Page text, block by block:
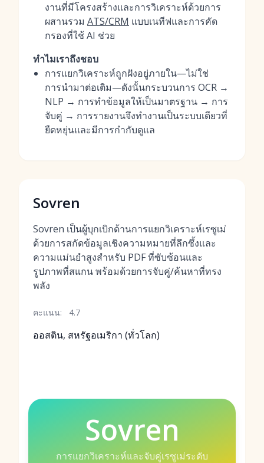
งานที่มีโครงสร้างและการวิเคราะห์ด้วยการ
ผสานรวม ATS/CRM แบบเนทีฟและการคัด
กรองที่ใช้ AI ช่วย
ทำไมเราถึงชอบ
การแยกวิเคราะห์ถูกฝังอยู่ภายใน—ไม่ใช่
การนำมาต่อเติม—ดังนั้นกระบวนการ OCR →
NLP → การทำข้อมูลให้เป็นมาตรฐาน → การ
จับคู่ → การรายงานจึงทำงานเป็นระบบเดียวที่
ยืดหยุ่นและมีการกำกับดูแล
Sovren
Sovren เป็นผู้บุกเบิกด้านการแยกวิเคราะห์เรซูเม่
ด้วยการสกัดข้อมูลเชิงความหมายที่ลึกซึ้งและ
ความแม่นยำสูงสำหรับ PDF ที่ซับซ้อนและ
รูปภาพที่สแกน พร้อมด้วยการจับคู่/ค้นหาที่ทรง
พลัง
คะแนน: 4.7
ออสติน, สหรัฐอเมริกา (ทั่วโลก)
Sovren
การแยกวิเคราะห์และจับคู่เรซูเม่ระดับ